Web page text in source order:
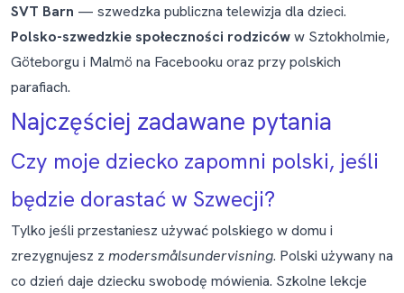
SVT Barn — szwedzka publiczna telewizja dla dzieci.
Polsko-szwedzkie społeczności rodzicóww Sztokholmie,
Göteborgu i Malmö na Facebooku oraz przy polskich
parafiach.
Najczęściej zadawane pytania
Czy moje dziecko zapomni polski, jeśli
będzie dorastać w Szwecji?
Tylko jeśli przestaniesz używać polskiego w domu i
zrezygnujesz z modersmålsundervisning. Polski używany na
co dzień daje dziecku swobodę mówienia. Szkolne lekcje